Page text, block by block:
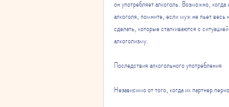
он употребляет алкоголь. Возможно,
алкоголя, помните, если муж не пьет
сделать, которые сталкиваются с
алкоголизму.
Последствия алкогольного употребления
Независимо от того, когда их партнер